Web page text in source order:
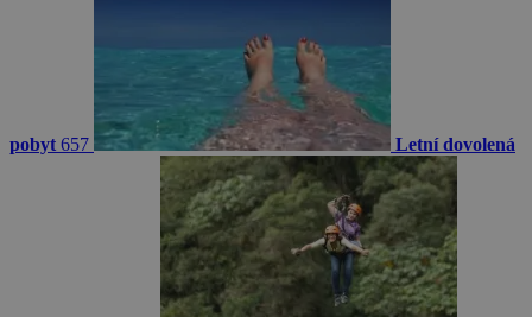
pobyt 657 Letní dovolená